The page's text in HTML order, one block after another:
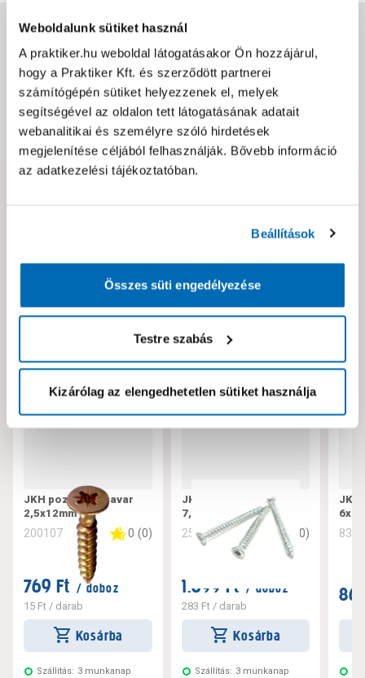
Weboldalunk sütiket használ
A praktiker.hu weboldal látogatásakor Ön hozzájárul,
hogy a Praktiker Kft. és szerződött partnerei
számítógépén sütiket helyezzenek el, melyek
segítségével az oldalon tett látogatásának adatait
webanalitikai és személyre szóló hirdetések
megjelenítése céljából felhasználják. Bővebb információ
az adatkezelési tájékoztatóban.
Beállítások
Összes süti engedélyezése
Testre szabás
Kizárólag az elengedhetetlen sütiket használja
Jótállás, szavatosság
Csomagolási és súly információk
Dokumentumok, felelős személy
Neked ajánljuk!
JKH pozdorjacsavar
2,5x12mm
200107 0 (0)
769 Ft / doboz
15 Ft / darab
Kosárba
Szállítás: 3 munkanap
JKH tokrögzítő csavar
7,5x182
256221 0 0)
1.699 Ft / doboz
283 Ft/ darab
Kosárba
Szállítás: 3 munkanap
JKH